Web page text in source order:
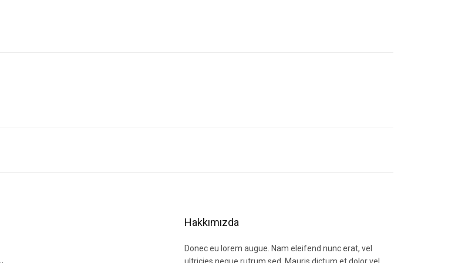
Hakkımızda
Donec eu lorem augue. Nam eleifend nunc erat, vel